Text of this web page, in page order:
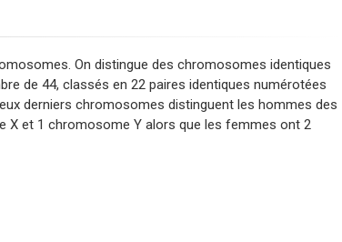
On distingue des chromosomes identiques
de 44, classés en 22 paires identiques numérotées
derniers chromosomes distinguent les hommes des
et 1 chromosome Y alors que les femmes ont 2